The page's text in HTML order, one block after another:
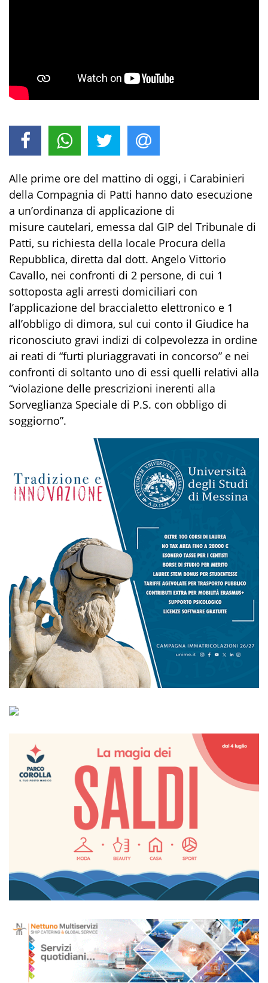
Alle prime ore del mattino di oggi, i Carabinieri
della Compagnia di Patti hanno dato esecuzione
a un’ordinanza di applicazione di
misure cautelari, emessa dal GIP del Tribunale di
Patti, su richiesta della locale Procura della
Repubblica, diretta dal dott. Angelo Vittorio
Cavallo, nei confronti di 2 persone, di cui 1
sottoposta agli arresti domiciliari con
l’applicazione del braccialetto elettronico e 1
all’obbligo di dimora, sul cui conto il Giudice ha
riconosciuto gravi indizi di colpevolezza in ordine
ai reati di “furti pluriaggravati in concorso” e nei
confronti di soltanto uno di essi quelli relativi alla
“violazione delle prescrizioni inerenti alla
Sorveglianza Speciale di P.S. con obbligo di
soggiorno”.